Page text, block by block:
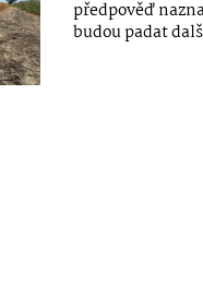
předpověď
budou padat